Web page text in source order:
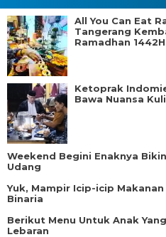
All You Can Eat
Tangerang
Ramadhan
Ketoprak
Bawa Nuansa
Weekend Begini Enaknya
Udang
Yuk, Mampir Icip-icip
Binaria
Berikut Menu Untuk Anak
Lebaran